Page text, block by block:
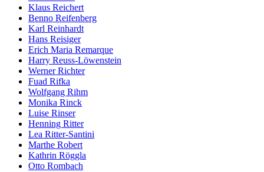
Klaus Reichert
Benno Reifenberg
Karl Reinhardt
Hans Reisiger
Erich Maria Remarque
Harry Reuss-Löwenstein
Werner Richter
Fuad Rifka
Wolfgang Rihm
Monika Rinck
Luise Rinser
Henning Ritter
Lea Ritter-Santini
Marthe Robert
Kathrin Röggla
Otto Rombach